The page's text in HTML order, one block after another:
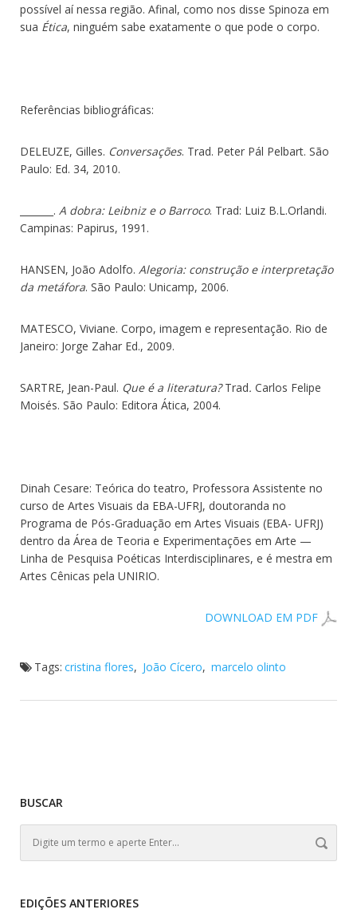
possível aí nessa região. Afinal, como nos disse Spinoza em
sua Ética, ninguém sabe exatamente o que pode o corpo.
Referências bibliográficas:
DELEUZE, Gilles. Conversações. Trad. Peter Pál Pelbart. São
Paulo: Ed. 34, 2010.
_______. A dobra: Leibniz e o Barroco. Trad: Luiz B.L.Orlandi.
Campinas: Papirus, 1991.
HANSEN, João Adolfo. Alegoria: construção e interpretação
da metáfora. São Paulo: Unicamp, 2006.
MATESCO, Viviane. Corpo, imagem e representação. Rio de
Janeiro: Jorge Zahar Ed., 2009.
SARTRE, Jean-Paul. Que é a literatura?Trad. Carlos Felipe
Moisés. São Paulo: Editora Ática, 2004.
Dinah Cesare: Teórica do teatro, Professora Assistente no
curso de Artes Visuais da EBA-UFRJ, doutoranda no
Programa de Pós-Graduação em Artes Visuais (EBA- UFRJ)
dentro da Área de Teoria e Experimentações em Arte —
Linha de Pesquisa Poéticas Interdisciplinares, e é mestra em
Artes Cênicas pela UNIRIO.
DOWNLOAD EM PDF
Tags: cristina flores, João Cícero, marcelo olinto
BUSCAR
EDIÇÕES ANTERIORES